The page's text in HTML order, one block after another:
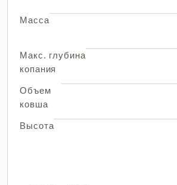
Масса
Макс. глубина
копания
Объем
ковша
Высота